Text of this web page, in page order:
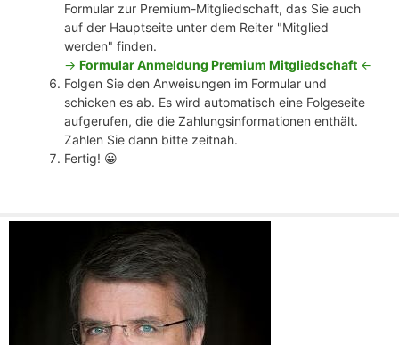
Formular zur Premium-Mitgliedschaft, das Sie auch
auf der Hauptseite unter dem Reiter "Mitglied
werden" finden.
-> Formular Anmeldung Premium Mitgliedschaft <-
Folgen Sie den Anweisungen im Formular und
schicken es ab. Es wird automatisch eine Folgeseite
aufgerufen, die die Zahlungsinformationen enthält.
Zahlen Sie dann bitte zeitnah.
Fertig! 😀